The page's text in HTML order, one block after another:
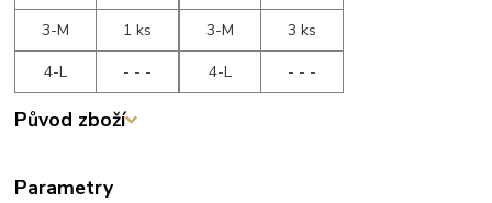
3-M
1 ks
4-L
- - -
3-M
3 ks
4-L
- - -
Původ zboží
Parametry